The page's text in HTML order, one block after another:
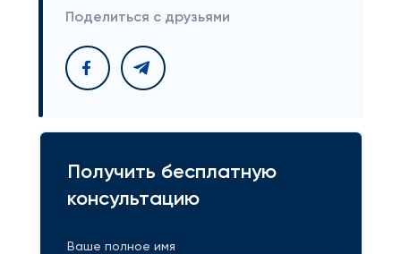
Поделиться с друзьями
Получить бесплатную
консультацию
Ваше полное имя